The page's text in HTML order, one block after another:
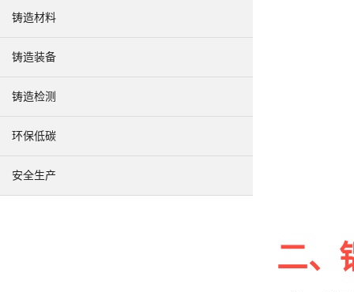
铸造材料
铸造装备
铸造检测
环保低碳
安全生产
二、